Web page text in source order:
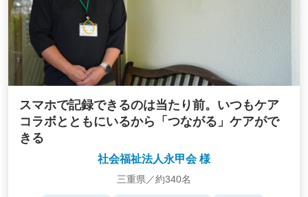
スマホで記録できるのは当たり前。いつもケア
コラボとともにいるから「つながる」ケアがで
きる
社会福祉法人永甲会 様
三重県／約340名